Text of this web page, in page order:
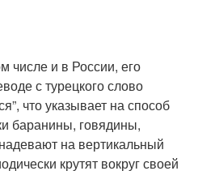
числе и в России, его
с турецкого слово
что указывает на способ
баранины, говядины,
на вертикальный
крутят вокруг своей